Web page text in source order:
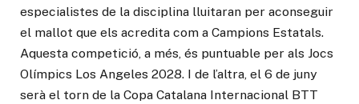
especialistes de la disciplina lluitaran per aconseguir
el mallot que els acredita com a Campions Estatals.
Aquesta competició, a més, és puntuable per als Jocs
Olímpics Los Angeles 2028. I de l’altra, el 6 de juny
serà el torn de la Copa Catalana Internacional BTT